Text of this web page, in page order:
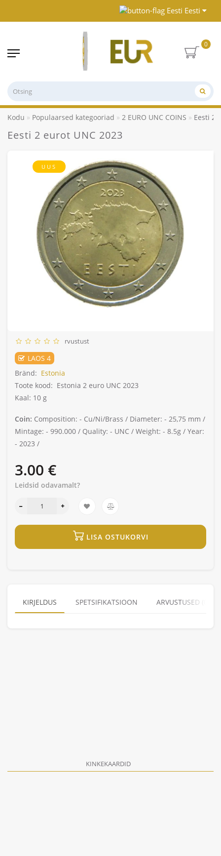
Eesti
0
Kodu Populaarsed kategooriad 2 EURO UNC COINS Eesti 2
Eesti 2 eurot UNC 2023
UUS
rvustust
LAOS 4
Bränd: Estonia
Toote kood: Estonia 2 euro UNC 2023
Kaal: 10 g
Coin: Composition: - Cu/Ni/Brass / Diameter: - 25,75 mm /
Mintage: - 990.000 / Quality: - UNC / Weight: - 8.5g / Year:
- 2023 /
3.00 €
Leidsid odavamalt?
LISA OSTUKORVI
KIRJELDUS SPETSIFIKATSIOON ARVUSTUSED (0)
KINKEKAARDID